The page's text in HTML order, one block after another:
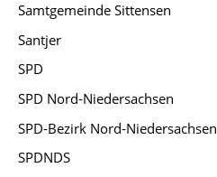
Samtgemeinde Sittensen
Santjer
SPD
SPD Nord-Niedersachsen
SPD-Bezirk Nord-Niedersachsen
SPDNDS